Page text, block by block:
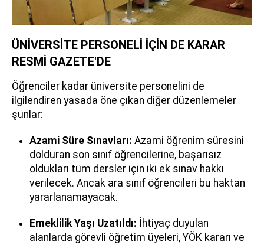
ÜNİVERSİTE PERSONELİ İÇİN DE KARAR
RESMİ GAZETE'DE
Öğrenciler kadar üniversite personelini de
ilgilendiren yasada öne çıkan diğer düzenlemeler
şunlar:
Azami Süre Sınavları: Azami öğrenim süresini
dolduran son sınıf öğrencilerine, başarısız
oldukları tüm dersler için iki ek sınav hakkı
verilecek. Ancak ara sınıf öğrencileri bu haktan
yararlanamayacak.
Emeklilik Yaşı Uzatıldı: İhtiyaç duyulan
alanlarda görevli öğretim üyeleri, YÖK kararı ve